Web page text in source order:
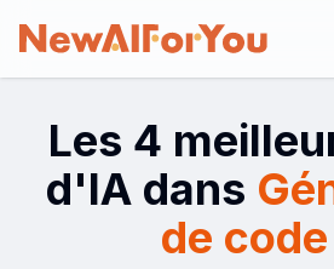
Les 4
d'IA dans
de